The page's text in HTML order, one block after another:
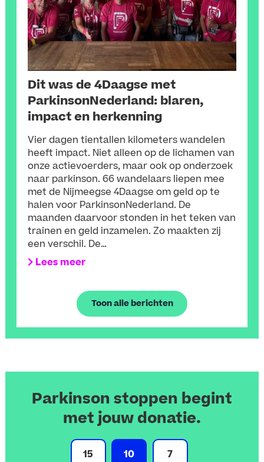
Dit was de 4Daagse met
ParkinsonNederland: blaren,
impact en herkenning
Vier dagen tientallen kilometers wandelen
heeft impact. Niet alleen op de lichamen van
onze actievoerders, maar ook op onderzoek
naar parkinson. 66 wandelaars liepen mee
met de Nijmeegse 4Daagse om geld op te
halen voor ParkinsonNederland. De
maanden daarvoor stonden in het teken van
trainen en geld inzamelen. Zo maakten zij
een verschil. De…
Lees meer
Toon alle berichten
Parkinson stoppen begint
met jouw donatie.
15 10 7